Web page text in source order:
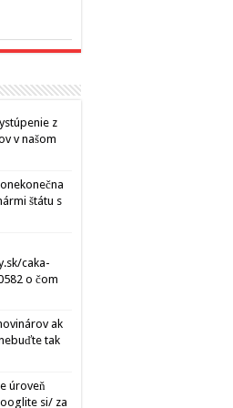
z
v našom
štátu s
caka-
o čom
ak
tak
úroveň
si/ za